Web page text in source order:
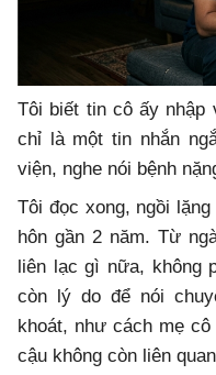
Tôi biết tin cô ấy nhập
chỉ là một tin nhắn
viện, nghe nói bệnh
Tôi đọc xong, ngồi
hôn gần 2 năm. Từ
liên lạc gì nữa, không
còn lý do để nói
khoát, như cách mẹ
cậu không còn liên